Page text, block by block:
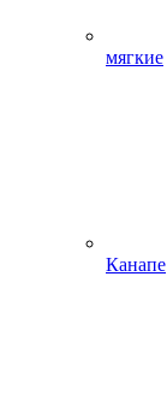
мягкие
Канапе